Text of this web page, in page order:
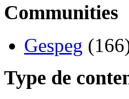
Communities
Gespeg
Type de